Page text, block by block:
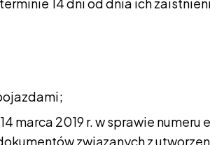
marca 2019 r. w sprawie
związanych z